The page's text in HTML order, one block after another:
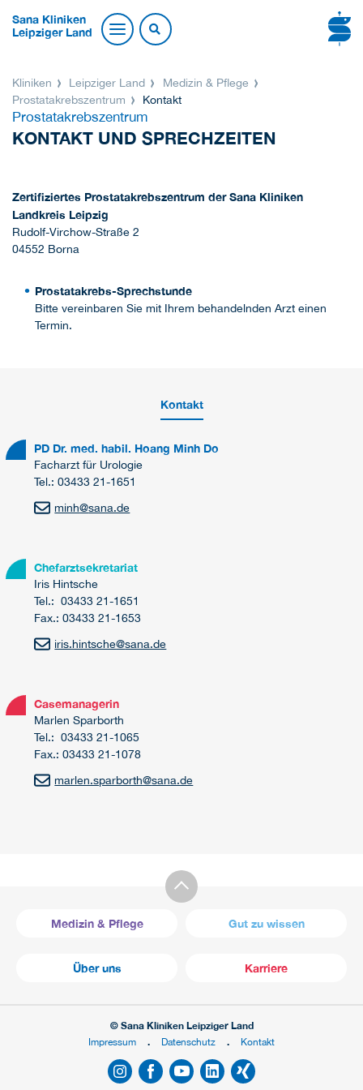
Sana Kliniken
Leipziger Land
Kliniken Leipziger Land
Medizin & Pflege
Prostatakrebszentrum
Kontakt
Prostatakrebszentrum
KONTAKT UND SPRECHZEITEN
Zertifiziertes Prostatakrebszentrum der Sana Kliniken
Landkreis Leipzig
Rudolf-Virchow-Straße 2
04552 Borna
Prostatakrebs-Sprechstunde
Bitte vereinbaren Sie mit Ihrem behandelnden Arzt einen
Termin.
Kontakt
PD Dr. med. habil. Hoang Minh Do
Facharzt für Urologie
Tel.: 03433 21-1651
minh@sana.de
Chefarztsekretariat
Iris Hintsche
Tel.: 03433 21-1651
Fax.: 03433 21-1653
iris.hintsche@sana.de
Casemanagerin
Marlen Sparborth
Tel.: 03433 21-1065
Fax.: 03433 21-1078
marlen.sparborth@sana.de
Medizin & Pflege Gut zu wissen
Über uns Karriere
© Sana Kliniken Leipziger Land
Impressum
Datenschutz Kontakt